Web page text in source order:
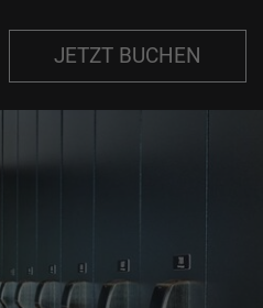
JETZT BUCHEN